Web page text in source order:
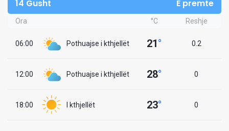
14 Gusht E premte
Ora °C Reshje
06:00 Pothuajse i kthjellët 21° 0.2
12:00 Pothuajse i kthjellët 28° 0
18:00 I kthjellët 23° 0